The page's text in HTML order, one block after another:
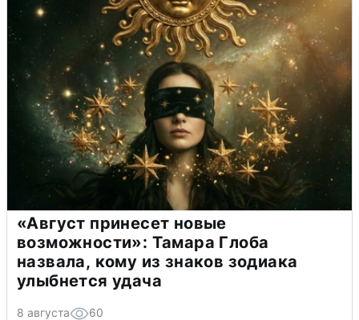
«Август принесет новые
возможности»: Тамара Глоба
назвала, кому из знаков зодиака
улыбнется удача
8 августа 60